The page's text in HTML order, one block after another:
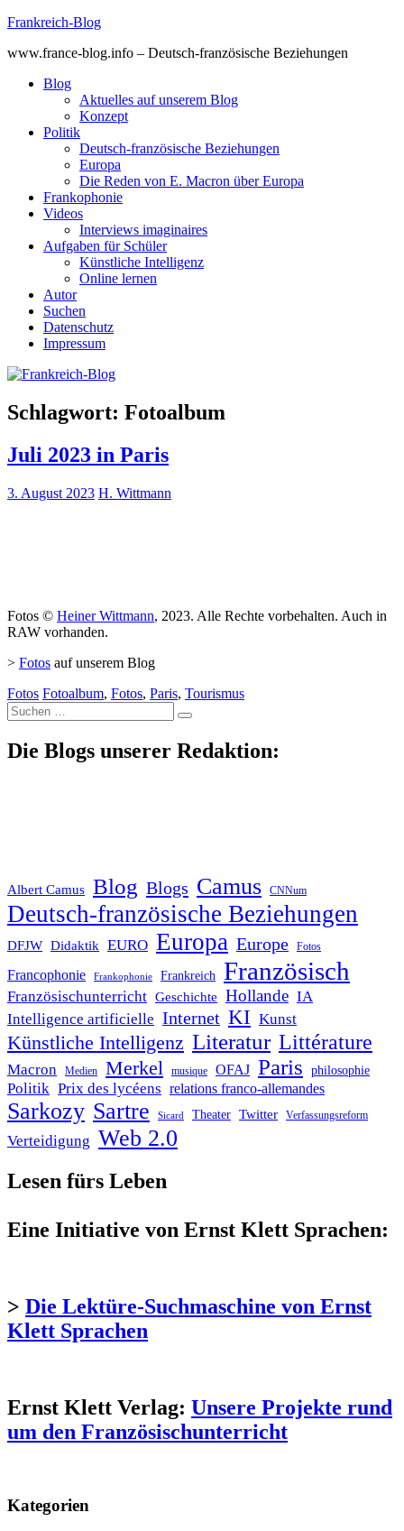
Skip
content
Frankreich-Blog
www.france-blog.info – Deutsch-französische Beziehungen
Blog
Aktuelles auf unserem Blog
Konzept
Politik
Deutsch-französische Beziehungen
Europa
Die Reden von E. Macron über Europa
Frankophonie
Videos
Interviews imaginaires
Aufgaben für Schüler
Künstliche Intelligenz
Online lernen
Autor
Suchen
Datenschutz
Impressum
Schlagwort: Fotoalbum
Juli 2023 in Paris
3. August 2023 H. Wittmann
Fotos © Heiner Wittmann, 2023. Alle Rechte vorbehalten. Auch in
RAW vorhanden.
> Fotos auf unserem Blog
Fotos Fotoalbum, Fotos, Paris, Tourismus
Suche
nach:
Die Blogs unserer Redaktion:
Albert Camus Blog Blogs Camus CNNum
Deutsch-französische Beziehungen
DFJW Didaktik EURO Europa Europe Fotos
Francophonie Frankophonie Frankreich Französisch
Französischunterricht Geschichte Hollande IA
Intelligence artificielle Internet KI Kunst
Künstliche Intelligenz Literatur Littérature
Macron Medien Merkel musique OFAJ Paris philosophie
Politik Prix des lycéens relations franco-allemandes
Sarkozy Sartre Sicard Theater Twitter Verfassungsreform
Verteidigung Web 2.0
Lesen fürs Leben
Eine Initiative von Ernst Klett Sprachen:
> Die Lektüre-Suchmaschine von Ernst
Klett Sprachen
Ernst Klett Verlag: Unsere Projekte rund
um den Französischunterricht
Kategorien